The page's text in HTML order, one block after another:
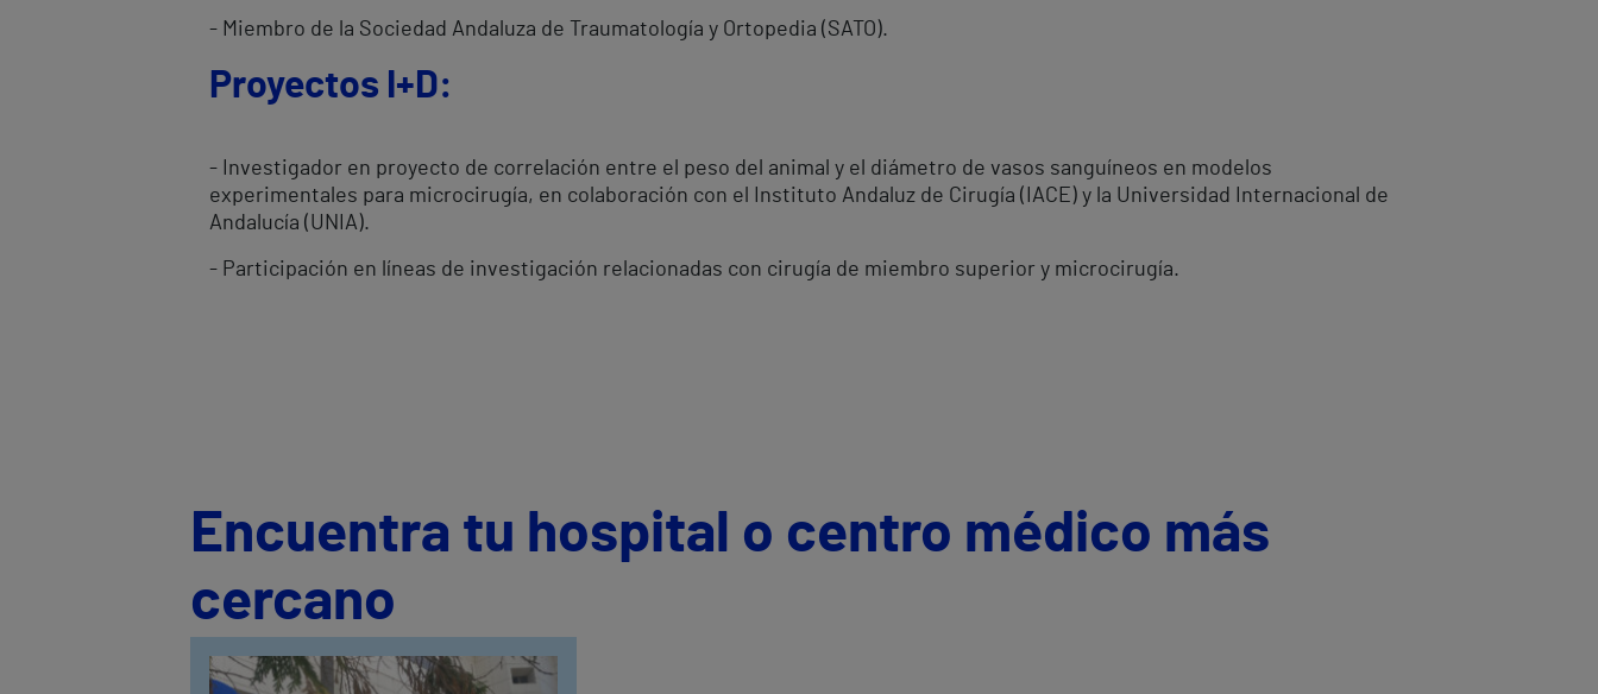
- Miembro de la Sociedad Andaluza de Traumatología y Ortopedia (SATO).
Proyectos I+D:
- Investigador en proyecto de correlación entre el peso del animal y el diámetro de vasos sanguíneos en modelos
experimentales para microcirugía, en colaboración con el Instituto Andaluz de Cirugía (IACE) y la Universidad Internacional de
Andalucía (UNIA).
- Participación en líneas de investigación relacionadas con cirugía de miembro superior y microcirugía.
Encuentra tu hospital o centro médico más
cercano